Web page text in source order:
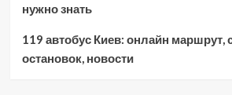
нужно знать
119 автобус Киев: онлайн маршрут,
остановок, новости